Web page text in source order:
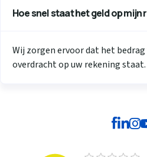
Over ons
Auto
Gratis
Hoe snel staat het geld op mijn
Wij zorgen ervoor dat het
overdracht op uw rekening staat.